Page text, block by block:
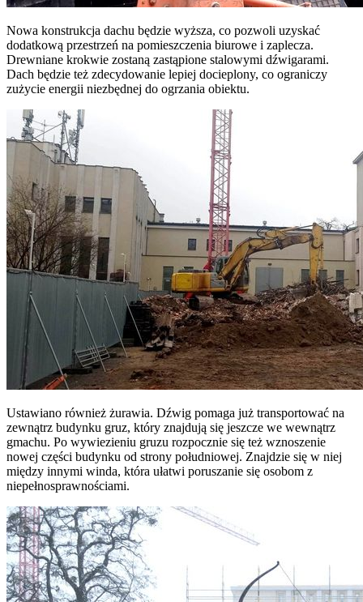
Nowa konstrukcja dachu będzie wyższa, co pozwoli uzyskać
dodatkową przestrzeń na pomieszczenia biurowe i zaplecza.
Drewniane krokwie zostaną zastąpione stalowymi dźwigarami.
Dach będzie też zdecydowanie lepiej docieplony, co ograniczy
zużycie energii niezbędnej do ogrzania obiektu.
Ustawiano również żurawia. Dźwig pomaga już transportować na
zewnątrz budynku gruz, który znajdują się jeszcze we wewnątrz
gmachu. Po wywiezieniu gruzu rozpocznie się też wznoszenie
nowej części budynku od strony południowej. Znajdzie się w niej
między innymi winda, która ułatwi poruszanie się osobom z
niepełnosprawnościami.